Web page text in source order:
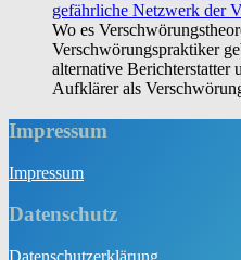
gefährliche Netzwerk der
Wo es
Verschwörungspraktiker
alternative Berichterstatter
Aufklärer als
Impressum
Impres­sum
Datenschutz
Daten­schutz­er­klä­rung